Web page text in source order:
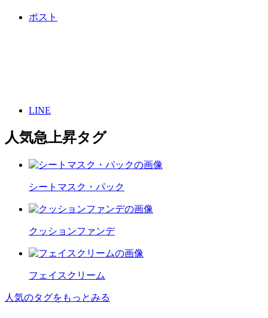
ポスト
LINE
人気急上昇タグ
シートマスク・パック
クッションファンデ
フェイスクリーム
人気のタグをもっとみる